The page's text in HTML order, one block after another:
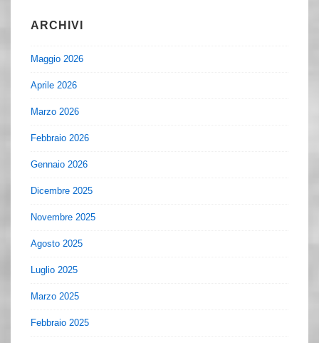
ARCHIVI
Maggio 2026
Aprile 2026
Marzo 2026
Febbraio 2026
Gennaio 2026
Dicembre 2025
Novembre 2025
Agosto 2025
Luglio 2025
Marzo 2025
Febbraio 2025